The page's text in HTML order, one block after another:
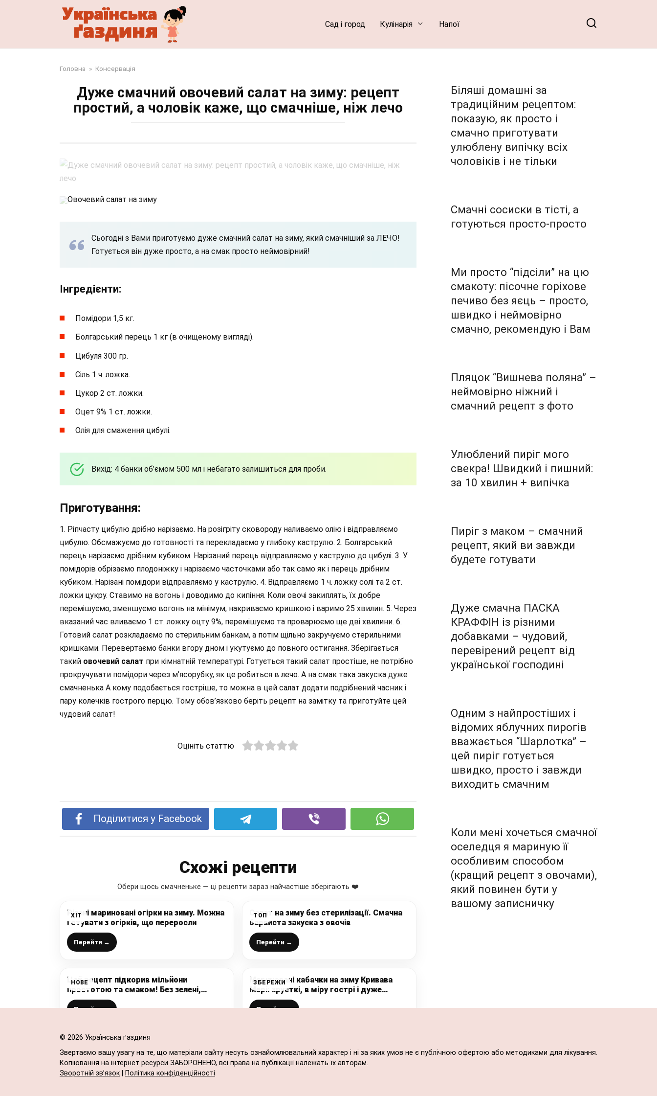
Сад і город Кулінарія Напої
Головна » Консервація
Дуже смачний овочевий салат на зиму: рецепт
простий, а чоловік каже, що смачніше, ніж лечо
Овочевий салат на зиму
Сьогодні з Вами приготуємо дуже смачний салат на зиму, який смачніший за ЛЕЧО!
Готується він дуже просто, а на смак просто неймовірний!
Інгредієнти:
Помідори 1,5 кг.
Болгарський перець 1 кг (в очищеному вигляді).
Цибуля 300 гр.
Сіль 1 ч. ложка.
Цукор 2 ст. ложки.
Оцет 9% 1 ст. ложки.
Олія для смаження цибулі.
Вихід: 4 банки об’ємом 500 мл і небагато залишиться для проби.
Приготування:
1. Ріпчасту цибулю дрібно нарізаємо. На розігріту сковороду наливаємо олію і відправляємо
цибулю. Обсмажуємо до готовності та перекладаємо у глибоку каструлю. 2. Болгарський
перець нарізаємо дрібним кубиком. Нарізаний перець відправляємо у каструлю до цибулі. 3. У
помідорів обрізаємо плодоніжку і нарізаємо часточками або так само як і перець дрібним
кубиком. Нарізані помідори відправляємо у каструлю. 4. Відправляємо 1 ч. ложку солі та 2 ст.
ложки цукру. Ставимо на вогонь і доводимо до кипіння. Коли овочі закиплять, їх добре
перемішуємо, зменшуємо вогонь на мінімум, накриваємо кришкою і варимо 25 хвилин. 5. Через
вказаний час вливаємо 1 ст. ложку оцту 9%, перемішуємо та проварюємо ще дві хвилини. 6.
Готовий салат розкладаємо по стерильним банкам, а потім щільно закручуємо стерильними
кришками. Перевертаємо банки вгору дном і укутуємо до повного остигання. Зберігається
такий овочевий салат при кімнатній температурі. Готується такий салат простіше, не потрібно
прокручувати помідори через м’ясорубку, як це робиться в лечо. А на смак така закуска дуже
смачненька А кому подобається гостріше, то можна в цей салат додати подрібнений часник і
пару колечків гострого перцю. Тому обов’язково беріть рецепт на замітку та приготуйте цей
чудовий салат!
Оцініть статтю
Поділитися у Facebook
Схожі рецепти
Обери щось смачненьке — ці рецепти зараз найчастіше зберігають ❤️
ХІТ
Різані мариновані огірки на зиму. Можна
готувати з огірків, що переросли
Перейти →
ТОП
Салат на зиму без стерилізації. Смачна
барвиста закуска з овочів
Перейти →
НОВЕ
Цей рецепт підкорив мільйони
простотою та смаком! Без зелені,
прянощів і без стерилізації! Мариновані
помідори на зиму – дуже смачні!
Перейти →
ЗБЕРЕЖИ
Мариновані кабачки на зиму Кривава
Мері: хрусткі, в міру гострі і дуже
смачні, секрет у маринаді
Перейти →
Біляші домашні за
традиційним рецептом:
показую, як просто і
смачно приготувати
улюблену випічку всіх
чоловіків і не тільки
Смачні сосиски в тісті, а
готуються просто-просто
Ми просто “підсіли” на цю
смакоту: пісочне горіхове
печиво без яєць – просто,
швидко і неймовірно
смачно, рекомендую і Вам
Пляцок “Вишнева поляна” –
неймовірно ніжний і
смачний рецепт з фото
Улюблений пиріг мого
свекра! Швидкий і пишний:
за 10 хвилин + випічка
Пиріг з маком – смачний
рецепт, який ви завжди
будете готувати
Дуже смачна ПАСКА
КРАФФІН із різними
добавками – чудовий,
перевірений рецепт від
української господині
Одним з найпростіших і
відомих яблучних пирогів
вважається “Шарлотка” –
цей пиріг готується
швидко, просто і завжди
виходить смачним
Коли мені хочеться смачної
оселедця я мариную її
особливим способом
(кращий рецепт з овочами),
який повинен бути у
вашому записничку
© 2026 Українська ґаздиня
Звертаємо вашу увагу на те, що матеріали сайту несуть ознайомлювальний характер і ні за яких умов не є публічною офертою або методиками для лікування.
Копіювання на інтернет ресурси ЗАБОРОНЕНО, всі права на публікації належать їх авторам.
Зворотній зв’язок
Політика конфіденційності